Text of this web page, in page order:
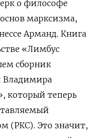
о философе
марксизма,
Арманд. Книга
«Лимбус
сборник
Владимира
который теперь
(РКС). Это значит,